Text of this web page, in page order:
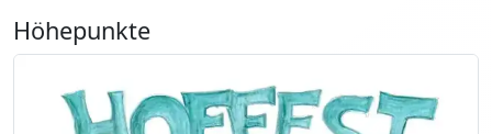
Höhepunkte